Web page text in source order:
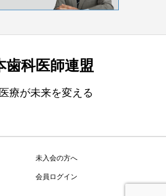
歯科医師連盟
療が未来を変える
未入会の方へ
会員ログイン